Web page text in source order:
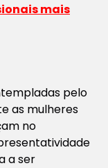
mais
pelo
as mulheres
no
a ser